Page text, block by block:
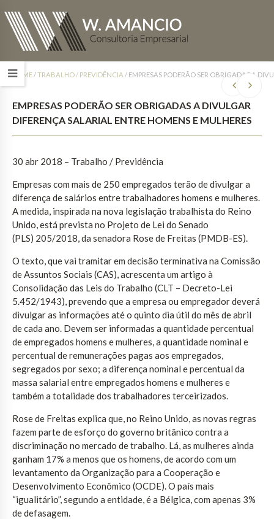
HOME/TRABALHO / PREVIDÊNCIA / EMPRESAS PODERÃO SER OBRIGADAS A
EMPRESAS PODERÃO SER OBRIGADAS A DIVULGAR
DIFERENÇA SALARIAL ENTRE HOMENS E MULHERES
30 abr 2018 – Trabalho / Previdência
Empresas com mais de 250 empregados terão de divulgar a
diferença de salários entre trabalhadores homens e mulheres.
A medida, inspirada na nova legislação trabalhista do Reino
Unido, está prevista no Projeto de Lei do Senado
(PLS) 205/2018, da senadora Rose de Freitas (PMDB-ES).
O texto, que vai tramitar em decisão terminativa na Comissão
de Assuntos Sociais (CAS), acrescenta um artigo à
Consolidação das Leis do Trabalho (CLT – Decreto-Lei
5.452/1943), prevendo que a empresa ou empregador deverá
divulgar as informações até o quinto dia útil do mês de abril
de cada ano. Devem ser informadas a quantidade percentual
de empregados homens e mulheres, a quantidade nominal e
percentual de remunerações pagas aos empregados,
segregados por sexo; a diferença nominal e percentual da
massa salarial entre empregados homens e mulheres e
também a totalidade dos trabalhadores terceirizados.
Rose de Freitas explica que, no Reino Unido, as novas regras
fazem parte de esforço do governo britânico contra a
discriminação no mercado de trabalho. Lá, as mulheres ainda
ganham 17% a menos que os homens, de acordo com um
levantamento da Organização para a Cooperação e
Desenvolvimento Econômico (OCDE). O país mais
“igualitário”, segundo a entidade, é a Bélgica, com apenas 3%
de defasagem.